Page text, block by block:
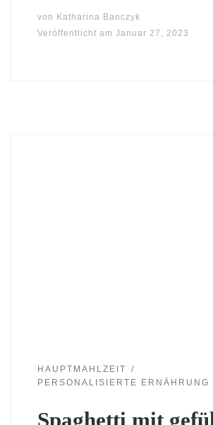
von Katharina Banczyk
Veröffentlicht am Januar 27, 2023
HAUPTMAHLZEIT
PERSONALISIERTE ERNÄHRUNG
Spaghetti mit